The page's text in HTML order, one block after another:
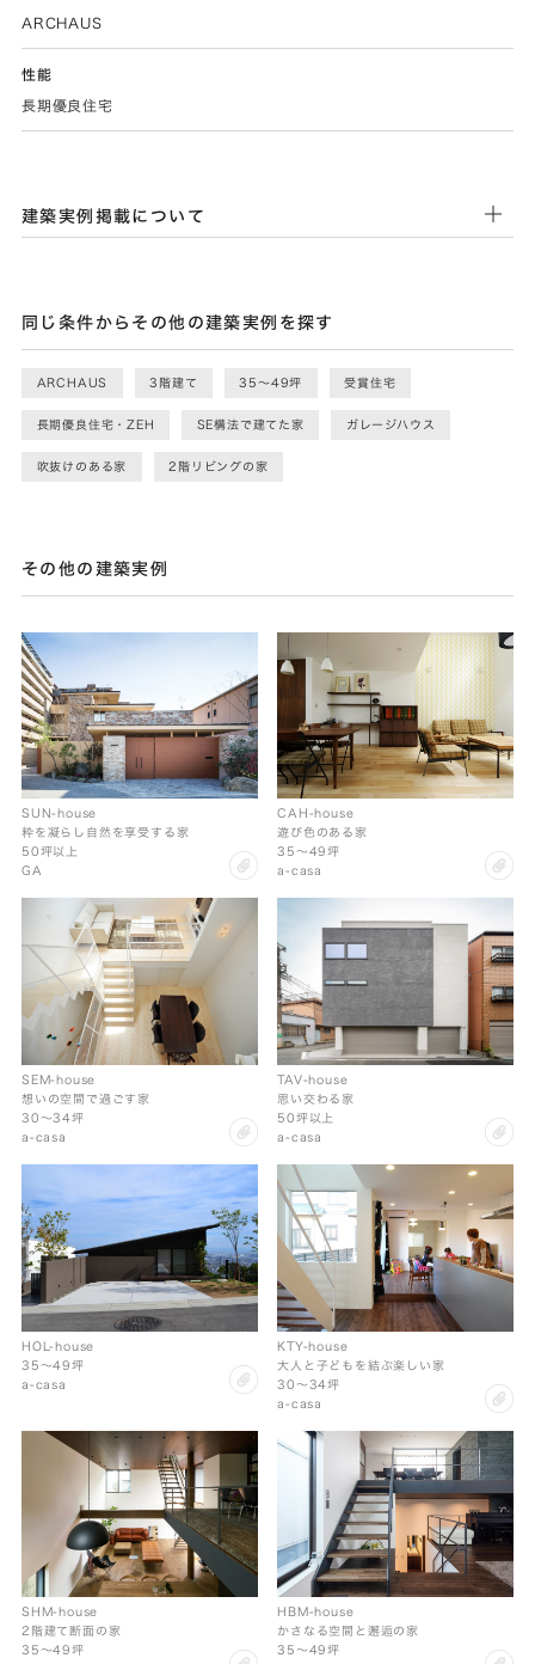
ARCHAUS
性能
長期優良住宅
建築実例掲載について
同じ条件からその他の建築実例を探す
ARCHAUS 3階建て 35〜49坪 受賞住宅
長期優良住宅・ZEH SE構法で建てた家 ガレージハウス
吹抜けのある家 2階リビングの家
その他の建築実例
SUN-house
粋を凝らし自然を享受する家
50坪以上
GA
CAH-house
遊び色のある家
35〜49坪
a-casa
SEM-house
想いの空間で過ごす家
30〜34坪
a-casa
TAV-house
思い交わる家
50坪以上
a-casa
clip
HOL-house
35〜49坪
a-casa
KTY-house
大人と子どもを結ぶ楽しい家
30〜34坪
a-casa
SHM-house
2階建て断面の家
35〜49坪
HBM-house
かさなる空間と邂逅の家
35〜49坪